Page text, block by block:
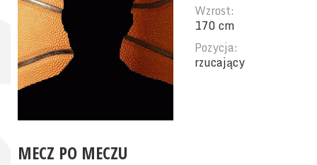
Wzrost:
170 cm
Pozycja:
rzucający
MECZ PO MECZU